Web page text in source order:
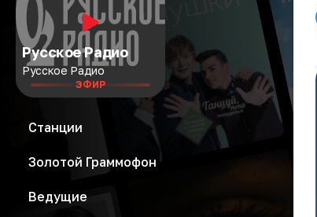
Русское Радио
Русское Радио
ЭФИР
Станции
Золотой Граммофон
Ведущие